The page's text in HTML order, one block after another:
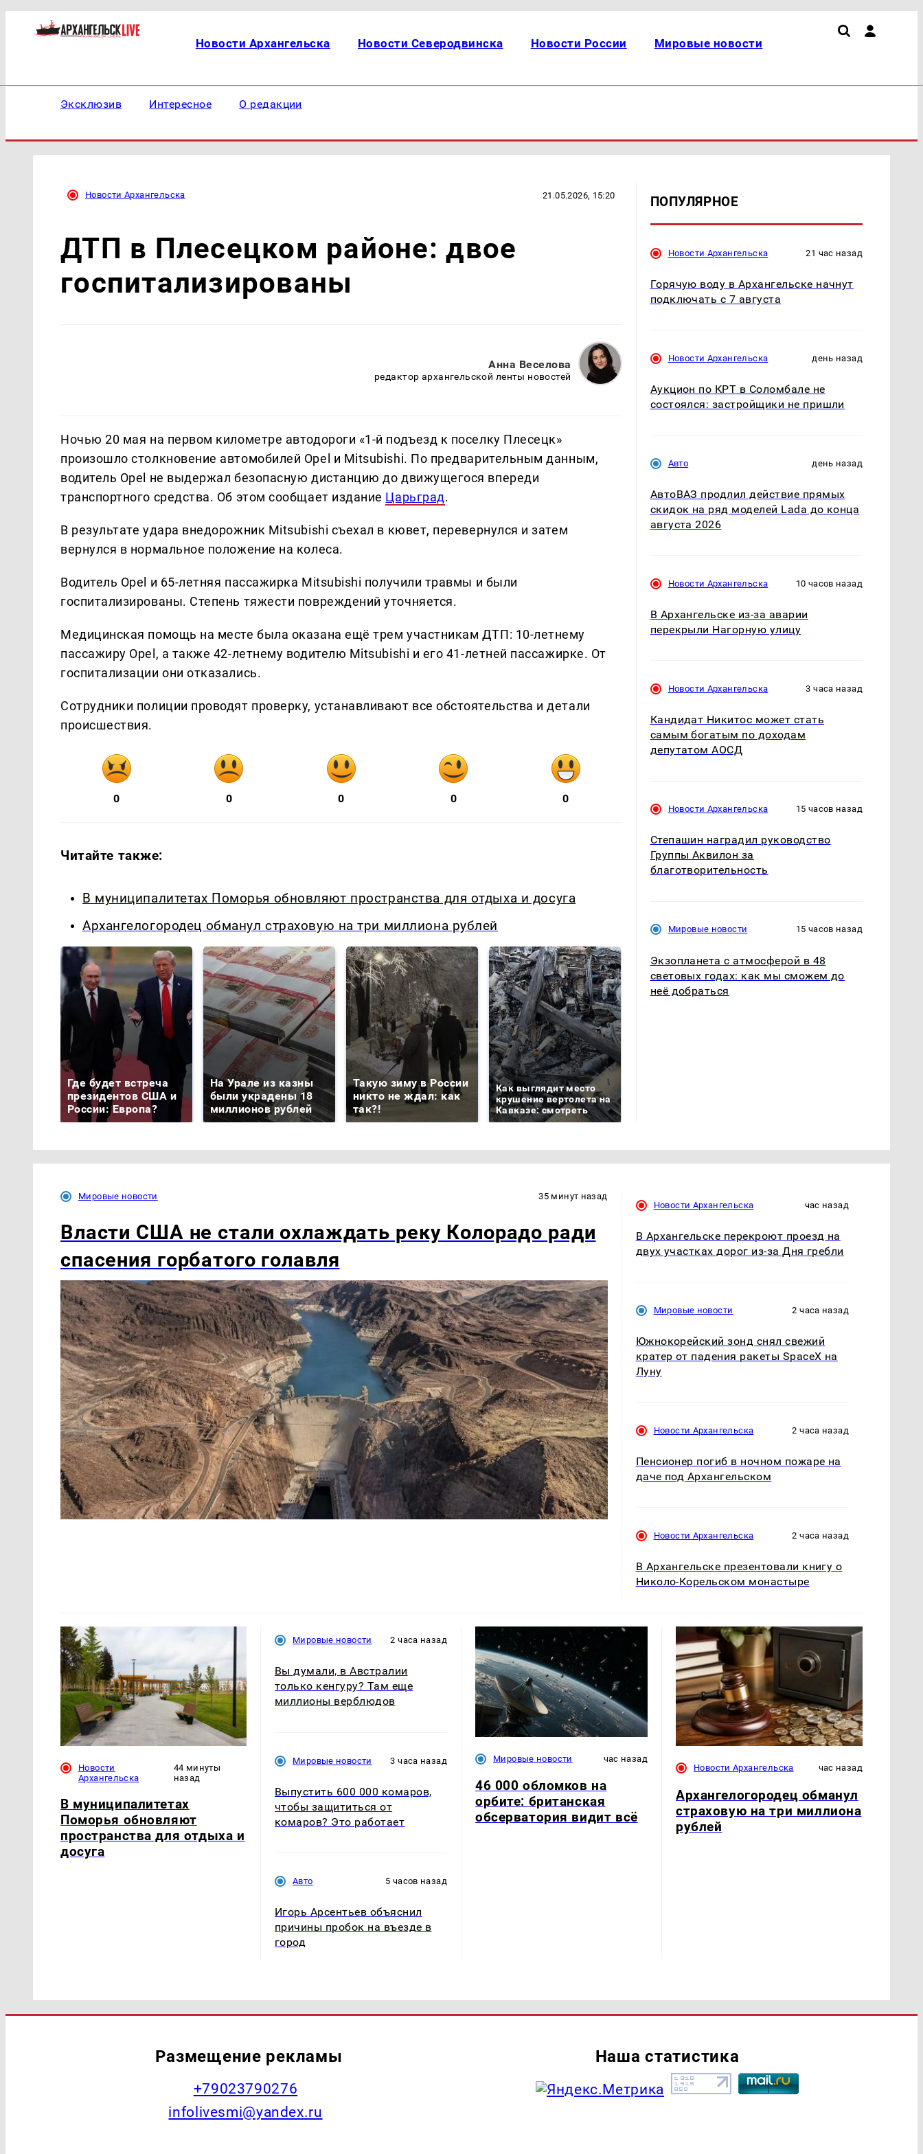
Новости Архангельска Новости Северодвинска Новости России Мировые новости
Эксклюзив Интересное О редакции
Новости Архангельска 21.05.2026, 15:20
ДТП в Плесецком районе: двое
госпитализированы
Анна Веселова
редактор архангельской ленты новостей
Ночью 20 мая на первом километре автодороги «1-й подъезд к поселку Плесецк»
произошло столкновение автомобилей Opel и Mitsubishi. По предварительным данным,
водитель Opel не выдержал безопасную дистанцию до движущегося впереди
транспортного средства. Об этом сообщает издание Царьград.
В результате удара внедорожник Mitsubishi съехал в кювет, перевернулся и затем
вернулся в нормальное положение на колеса.
Водитель Opel и 65-летняя пассажирка Mitsubishi получили травмы и были
госпитализированы. Степень тяжести повреждений уточняется.
Медицинская помощь на месте была оказана ещё трем участникам ДТП: 10-летнему
пассажиру Opel, а также 42-летнему водителю Mitsubishi и его 41-летней пассажирке. От
госпитализации они отказались.
Сотрудники полиции проводят проверку, устанавливают все обстоятельства и детали
происшествия.
0 0 0 0 0
Читайте также:
В муниципалитетах Поморья обновляют пространства для отдыха и досуга
Архангелогородец обманул страховую на три миллиона рублей
Где будет встреча
президентов США и
России: Европа?
На Урале из казны
были украдены 18
миллионов рублей
Такую зиму в России
никто не ждал: как
так?!
Как выглядит место
крушение вертолета на
Кавказе: смотреть
ПОПУЛЯРНОЕ
Новости Архангельска 21 час назад
Горячую воду в Архангельске начнут
подключать с 7 августа
Новости Архангельска день назад
Аукцион по КРТ в Соломбале не
состоялся: застройщики не пришли
Авто день назад
АвтоВАЗ продлил действие прямых
скидок на ряд моделей Lada до конца
августа 2026
Новости Архангельска 10 часов назад
В Архангельске из-за аварии
перекрыли Нагорную улицу
Новости Архангельска 3 часа назад
Кандидат Никитос может стать
самым богатым по доходам
депутатом АОСД
Новости Архангельска 15 часов назад
Степашин наградил руководство
Группы Аквилон за
благотворительность
Мировые новости 15 часов назад
Экзопланета с атмосферой в 48
световых годах: как мы сможем до
неё добраться
Мировые новости 35 минут назад
Власти США не стали охлаждать реку Колорадо ради
спасения горбатого голавля
Новости Архангельска час назад
В Архангельске перекроют проезд на
двух участках дорог из-за Дня гребли
Мировые новости 2 часа назад
Южнокорейский зонд снял свежий
кратер от падения ракеты SpaceX на
Луну
Новости Архангельска 2 часа назад
Пенсионер погиб в ночном пожаре на
даче под Архангельском
Новости Архангельска 2 часа назад
В Архангельске презентовали книгу о
Николо-Корельском монастыре
Новости
Архангельска
44 минуты
назад
В муниципалитетах
Поморья обновляют
пространства для отдыха и
досуга
Мировые новости 2 часа назад
Вы думали, в Австралии
только кенгуру? Там еще
миллионы верблюдов
Мировые новости 3 часа назад
Выпустить 600 000 комаров,
чтобы защититься от
комаров? Это работает
Авто 5 часов назад
Игорь Арсентьев объяснил
причины пробок на въезде в
город
Мировые новости час назад
46 000 обломков на
орбите: британская
обсерватория видит всё
Новости Архангельска час назад
Архангелогородец обманул
страховую на три миллиона
рублей
Размещение рекламы
+79023790276
infolivesmi@yandex.ru
Наша статистика